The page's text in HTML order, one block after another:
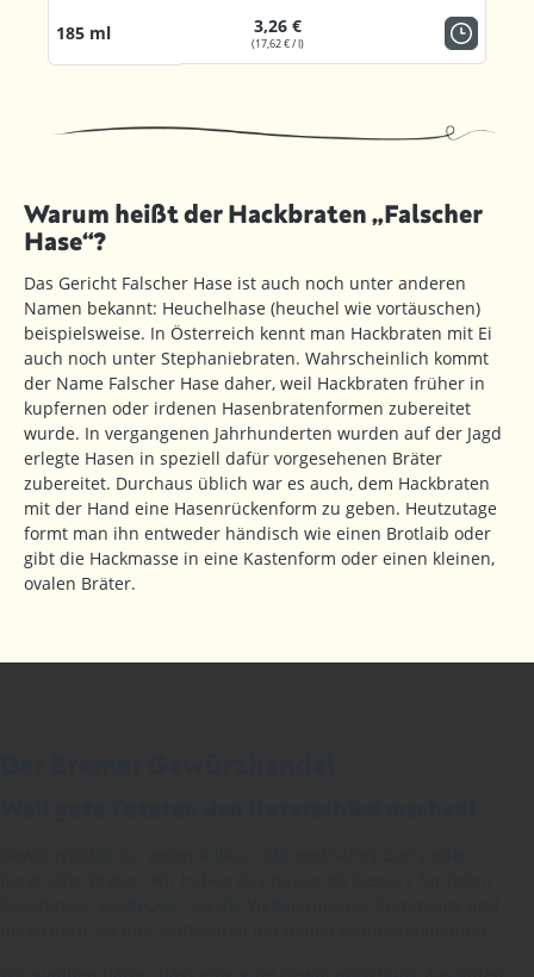
185 ml 3,26 €
(17,62 € / l)
Warum heißt der Hackbraten „Falscher
Hase“?
Das Gericht Falscher Hase ist auch noch unter anderen
Namen bekannt: Heuchelhase (heuchel wie vortäuschen)
beispielsweise. In Österreich kennt man Hackbraten mit Ei
auch noch unter Stephaniebraten. Wahrscheinlich kommt
der Name Falscher Hase daher, weil Hackbraten früher in
kupfernen oder irdenen Hasenbratenformen zubereitet
wurde. In vergangenen Jahrhunderten wurden auf der Jagd
erlegte Hasen in speziell dafür vorgesehenen Bräter
zubereitet. Durchaus üblich war es auch, dem Hackbraten
mit der Hand eine Hasenrückenform zu geben. Heutzutage
formt man ihn entweder händisch wie einen Brotlaib oder
gibt die Hackmasse in eine Kastenform oder einen kleinen,
ovalen Bräter.